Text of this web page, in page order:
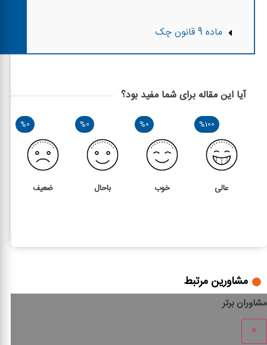
ماده 9 قانون چک
آیا این مقاله برای شما مفید بود؟
%100
عالی
%0
خوب
%0
باحال
%0
ضعیف
مشاورین مرتبط
مشاوران برتر
×